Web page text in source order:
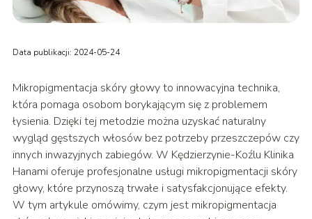
Data publikacji: 2024-05-24
Mikropigmentacja skóry głowy to innowacyjna technika,
która pomaga osobom borykającym się z problemem
łysienia. Dzięki tej metodzie można uzyskać naturalny
wygląd gęstszych włosów bez potrzeby przeszczepów czy
innych inwazyjnych zabiegów. W Kędzierzynie-Koźlu Klinika
Hanami oferuje profesjonalne usługi mikropigmentacji skóry
głowy, które przynoszą trwałe i satysfakcjonujące efekty.
W tym artykule omówimy, czym jest mikropigmentacja